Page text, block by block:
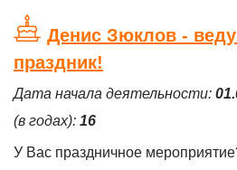
Денис Зюклов -
праздник!
Дата начала деятельности:
(в годах): 16
У Вас праздничное